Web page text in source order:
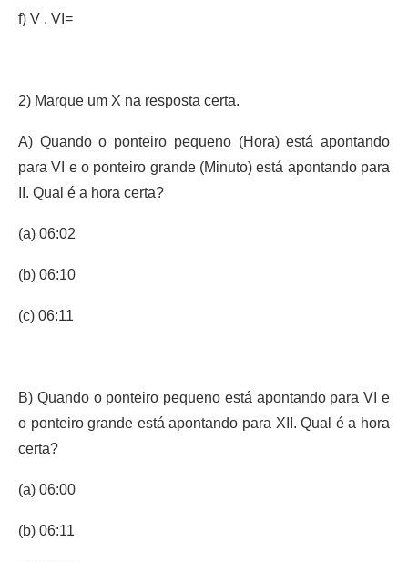
f) V . VI=
2) Marque um X na resposta certa.
A) Quando o ponteiro pequeno (Hora) está apontando
para VI e o ponteiro grande (Minuto) está apontando para
II. Qual é a hora certa?
(a) 06:02
(b) 06:10
(c) 06:11
B) Quando o ponteiro pequeno está apontando para VI e
o ponteiro grande está apontando para XII. Qual é a hora
certa?
(a) 06:00
(b) 06:11